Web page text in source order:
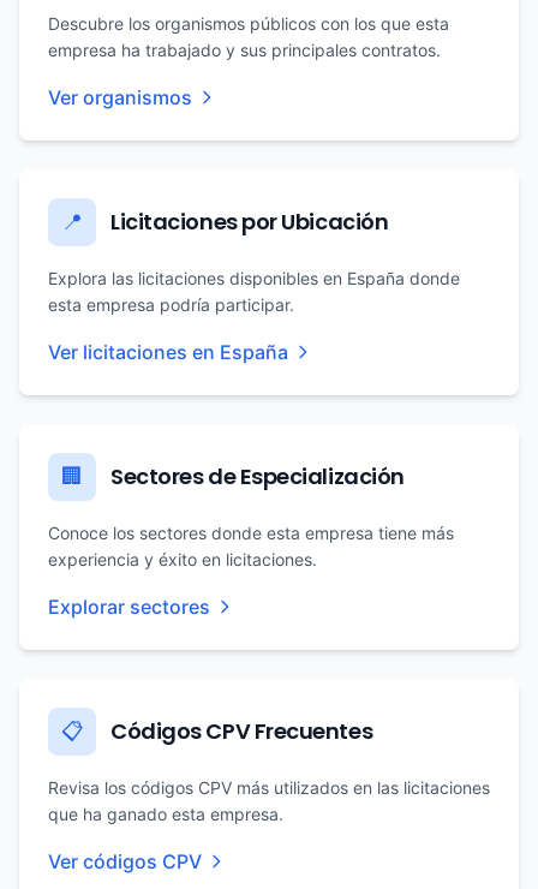
Descubre los organismos públicos con los que esta
empresa ha trabajado y sus principales contratos.
Ver organismos
📍 Licitaciones por Ubicación
Explora las licitaciones disponibles en España donde
esta empresa podría participar.
Ver licitaciones en España
🏢 Sectores de Especialización
Conoce los sectores donde esta empresa tiene más
experiencia y éxito en licitaciones.
Explorar sectores
📋 Códigos CPV Frecuentes
Revisa los códigos CPV más utilizados en las licitaciones
que ha ganado esta empresa.
Ver códigos CPV